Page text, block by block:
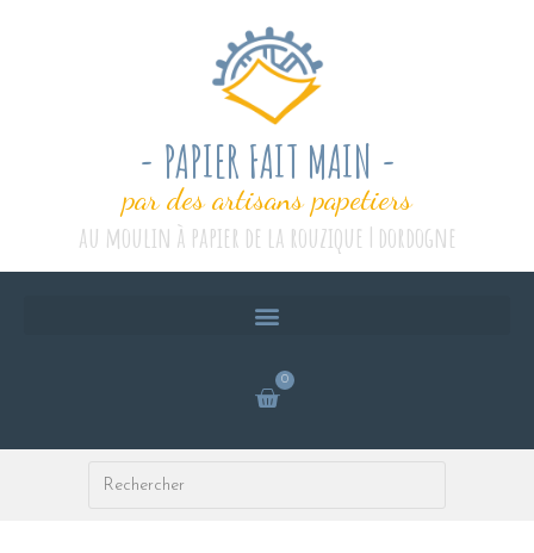
- PAPIER FAIT MAIN -
par des artisans papetiers
au moulin à papier de la rouzique | dordogne
0